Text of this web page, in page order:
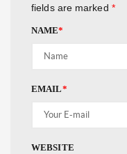
fields are marked *
NAME*
EMAIL*
WEBSITE